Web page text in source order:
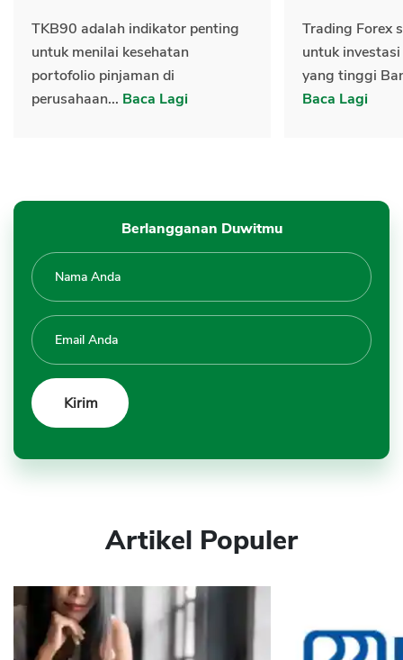
TKB90 adalah indikator penting
untuk menilai kesehatan
portofolio pinjaman di
perusahaan... Baca Lagi
Trading Forex
untuk
yang tinggi
Baca Lagi
Berlangganan Duwitmu
Artikel Populer